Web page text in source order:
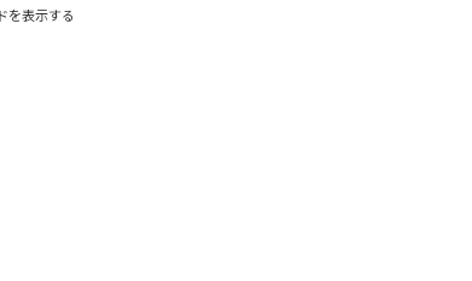
を表示する